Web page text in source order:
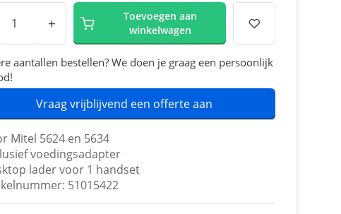
+
Toevoegen aan
winkelwagen
aantallen bestellen? We doen je graag een persoonlijk
Vraag vrijblijvend een offerte aan
Mitel 5624 en 5634
voedingsadapter
lader voor 1 handset
51015422